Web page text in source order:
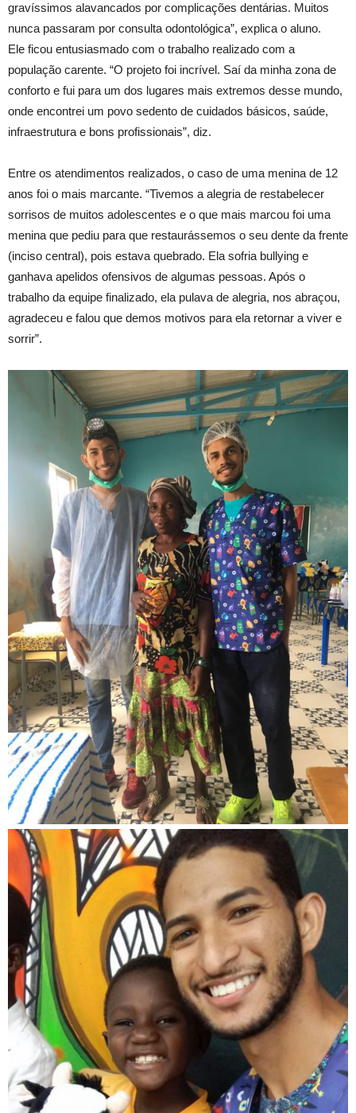
gravíssimos alavancados por complicações dentárias. Muitos
nunca passaram por consulta odontológica”, explica o aluno.
Ele ficou entusiasmado com o trabalho realizado com a
população carente. “O projeto foi incrível. Saí da minha zona de
conforto e fui para um dos lugares mais extremos desse mundo,
onde encontrei um povo sedento de cuidados básicos, saúde,
infraestrutura e bons profissionais”, diz.
Entre os atendimentos realizados, o caso de uma menina de 12
anos foi o mais marcante. “Tivemos a alegria de restabelecer
sorrisos de muitos adolescentes e o que mais marcou foi uma
menina que pediu para que restaurássemos o seu dente da frente
(inciso central), pois estava quebrado. Ela sofria bullying e
ganhava apelidos ofensivos de algumas pessoas. Após o
trabalho da equipe finalizado, ela pulava de alegria, nos abraçou,
agradeceu e falou que demos motivos para ela retornar a viver e
sorrir”.